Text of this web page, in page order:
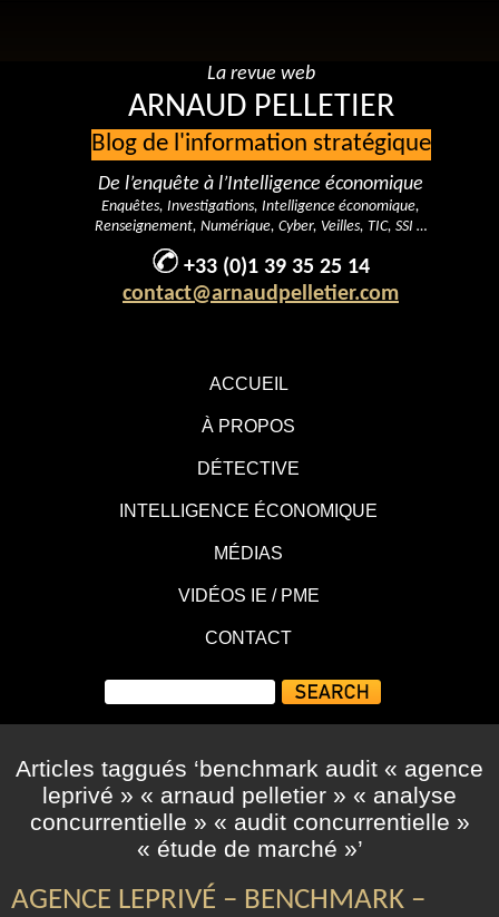
ACCUEIL
À PROPOS
DÉTECTIVE
INTELLIGENCE ÉCONOMIQUE
MÉDIAS
VIDÉOS IE / PME
CONTACT
La revue web
ARNAUD PELLETIER
Blog de l'information stratégique
De l’enquête à l’Intelligence économique
Enquêtes, Investigations, Intelligence économique,
Renseignement, Numérique, Cyber, Veilles, TIC, SSI …
+33 (0)1 39 35 25 14
contact@arnaudpelletier.com
Articles taggués ‘benchmark audit « agence
leprivé » « arnaud pelletier » « analyse
concurrentielle » « audit concurrentielle »
« étude de marché »’
AGENCE LEPRIVÉ – BENCHMARK –